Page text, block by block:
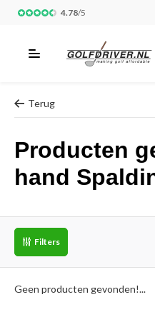
4.78/5
Terug
Producten
hand
Filters
Geen producten gevonden!...